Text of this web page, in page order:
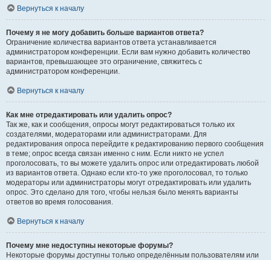
Вернуться к началу
Почему я не могу добавить больше вариантов ответа?
Ограничение количества вариантов ответа устанавливается
администратором конференции. Если вам нужно добавить количество
вариантов, превышающее это ограничение, свяжитесь с
администратором конференции.
Вернуться к началу
Как мне отредактировать или удалить опрос?
Так же, как и сообщения, опросы могут редактироваться только их
создателями, модераторами или администраторами. Для
редактирования опроса перейдите к редактированию первого сообщения
в теме; опрос всегда связан именно с ним. Если никто не успел
проголосовать, то вы можете удалить опрос или отредактировать любой
из вариантов ответа. Однако если кто-то уже проголосовал, то только
модераторы или администраторы могут отредактировать или удалить
опрос. Это сделано для того, чтобы нельзя было менять варианты
ответов во время голосования.
Вернуться к началу
Почему мне недоступны некоторые форумы?
Некоторые форумы доступны только определённым пользователям или